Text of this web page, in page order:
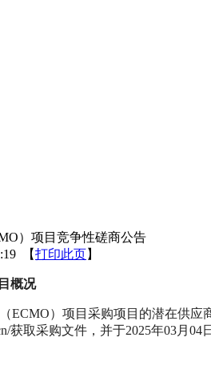
）项目竞争性磋商公告
【打印此页】
概况
ECMO）项目采购项目的潜在供应
获取采购文件，并于2025年03月04